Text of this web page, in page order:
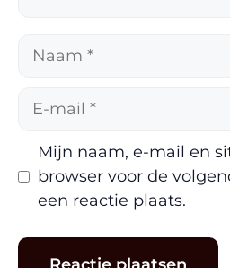
Naam
Mijn naam, e-mail en
browser voor de
een reactie plaats.